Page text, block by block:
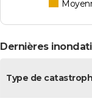
Dernières
Type de